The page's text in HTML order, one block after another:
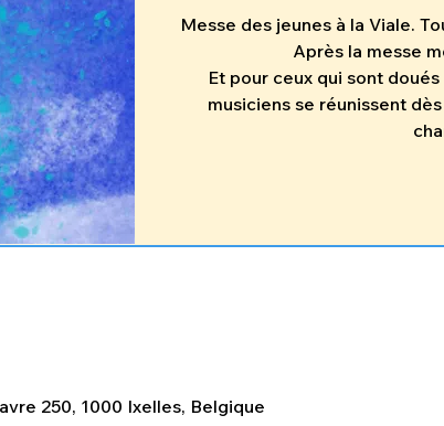
Messe des jeunes à la Viale.
Après la messe
Et pour ceux qui sont
musiciens se réunissent
250, 1000 Ixelles, Belgique